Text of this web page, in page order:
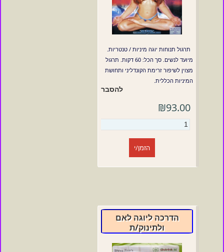
תרגול תנוחות יוגה מיניות / טנטריות.
מיועד לנשים. סך הכל: 60 דקות. תרגול
מצוין לשיפור זרימת הקונדליני ותחושת
המיניות הכללית.
להסבר
₪93.00
הזמן/י
הדרכה ליוגה לאם
ולתינוק/ת